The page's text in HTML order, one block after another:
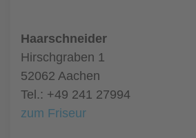
Haarschneider
Hirschgraben 1
52062 Aachen
Tel.: +49 241 27994
zum Friseur